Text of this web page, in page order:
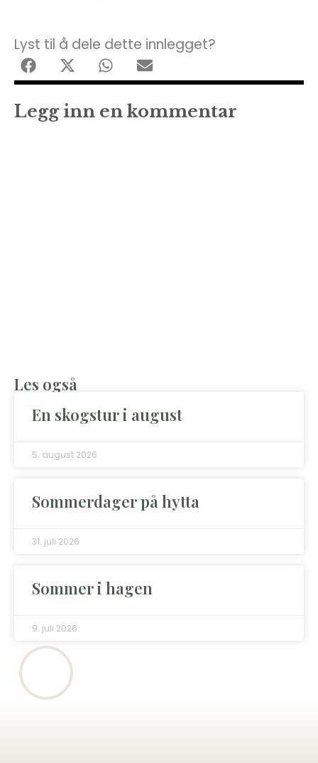
Lyst til å dele dette innlegget?
Legg inn en kommentar
Les også
En skogstur i august
5. august 2026
Sommerdager på hytta
31. juli 2026
Sommer i hagen
9. juli 2026